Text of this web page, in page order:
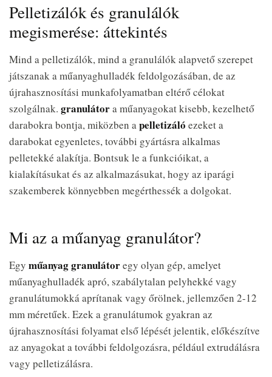
Pelletizálók és granulálók
megismerése: áttekintés
Mind a pelletizálók, mind a granulálók alapvető szerepet
játszanak a műanyaghulladék feldolgozásában, de az
újrahasznosítási munkafolyamatban eltérő célokat
szolgálnak. granulátora műanyagokat kisebb, kezelhető
darabokra bontja, miközben apelletizáló ezeket a
darabokat egyenletes, további gyártásra alkalmas
pelletekké alakítja. Bontsuk le a funkcióikat, a
kialakításukat és az alkalmazásukat, hogy az iparági
szakemberek könnyebben megérthessék a dolgokat.
Mi az a műanyag granulátor?
Egy műanyag granulátoregy olyan gép, amelyet
műanyaghulladék apró, szabálytalan pelyhekké vagy
granulátumokká aprítanak vagy őrölnek, jellemzően 2-12
mm méretűek. Ezek a granulátumok gyakran az
újrahasznosítási folyamat első lépését jelentik, előkészítve
az anyagokat a további feldolgozásra, például extrudálásra
vagy pelletizálásra.